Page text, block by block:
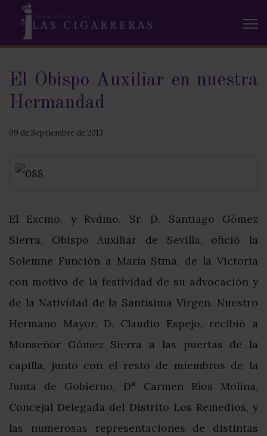
El Obispo Auxiliar en nuestra
Hermandad
09 de Septiembre de 2013
El Excmo. y Rvdmo. Sr. D. Santiago Gómez
Sierra, Obispo Auxiliar de Sevilla, ofició la
Solemne Función a María Stma. de la Victoria
con motivo de la festividad de su advocación y
de la Natividad de la Santísima Virgen. Nuestro
Hermano Mayor, D. Claudio Espejo, recibió a
Monseñor Gómez Sierra a las puertas de la
capilla, junto con el resto de miembros de la
Junta de Gobierno, Dª Carmen Ríos Molina,
Concejal Delegada del Distrito Los Remedios, y
las numerosas representaciones de distintas